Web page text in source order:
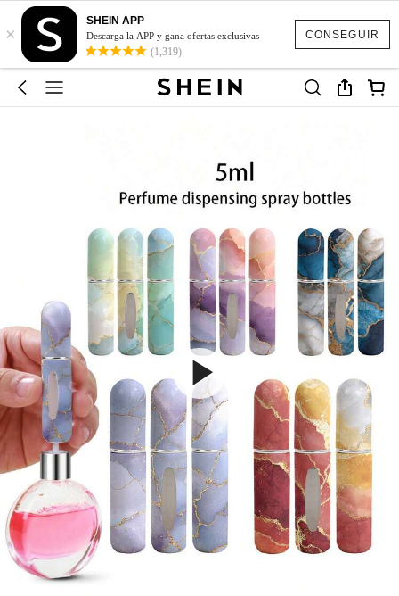
CONSEGUIR
×
SHEIN APP
Descarga la APP y gana ofertas exclusivas
(1,319)